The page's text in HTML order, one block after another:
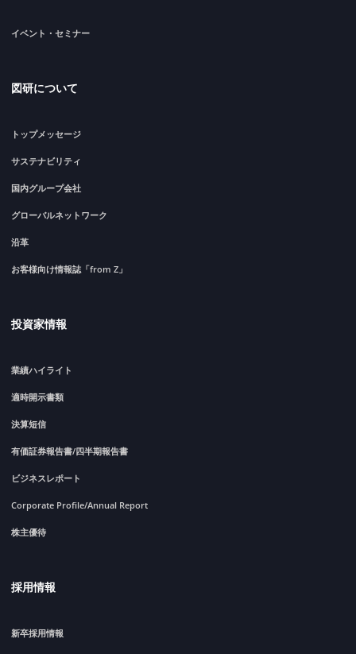
イベント・セミナー
図研について
トップメッセージ
サステナビリティ
国内グループ会社
グローバルネットワーク
沿革
お客様向け情報誌「from Z」
投資家情報
業績ハイライト
適時開示書類
決算短信
有価証券報告書/四半期報告書
ビジネスレポート
Corporate Profile/Annual Report
株主優待
採用情報
新卒採用情報